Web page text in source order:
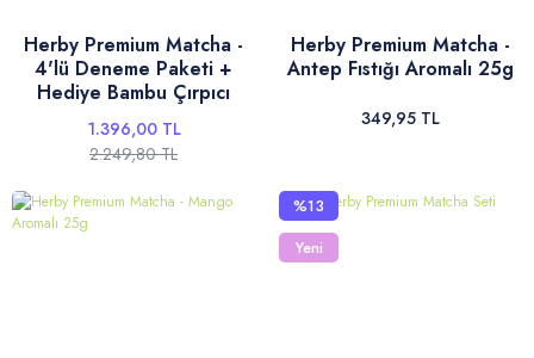
Herby Premium Matcha -
4'lü Deneme Paketi +
Hediye Bambu Çırpıcı
1.396,00 TL
2.249,80 TL
Herby Premium Matcha -
Antep Fıstığı Aromalı 25g
349,95 TL
%13
Yeni